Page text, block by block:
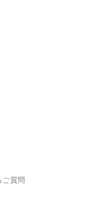
ご質問